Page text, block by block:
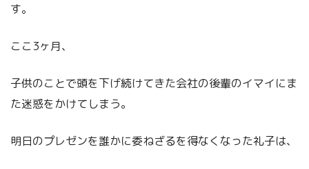
す。
ここ3ヶ月、
子供のことで頭を下げ続けてきた会社の後輩のイマイにま
た迷惑をかけてしまう。
明日のプレゼンを誰かに委ねざるを得なくなった礼子は、